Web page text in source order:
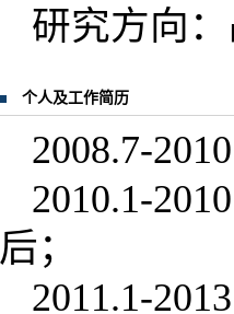
研究方向
个人及工作简历
2008.7-
2010.1-
后；
2011.1-